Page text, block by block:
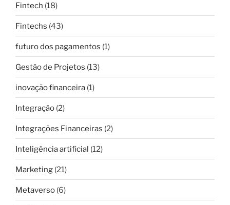
Fintech (18)
Fintechs (43)
futuro dos pagamentos (1)
Gestão de Projetos (13)
inovação financeira (1)
Integração (2)
Integrações Financeiras (2)
Inteligência artificial (12)
Marketing (21)
Metaverso (6)